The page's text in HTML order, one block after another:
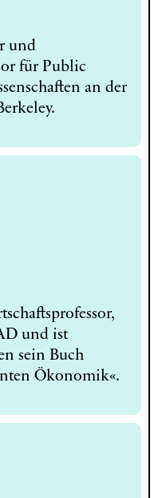
und
für Public
an der
und ist
sein Buch
Ökonomik«.